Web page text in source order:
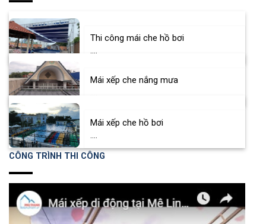
Thi công mái che hồ bơi
....
Mái xếp che nắng mưa
Mái xếp che hồ bơi
CÔNG TRÌNH THI CÔNG